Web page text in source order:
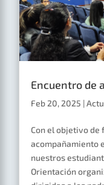
Encuentro de
Feb 20, 2025 |
Con el objetivo de
acompañamiento
nuestros
Orientación